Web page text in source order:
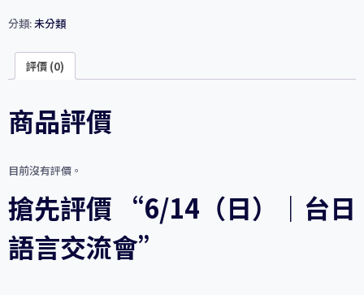
語
交
會
量
分類:未分類
評價 (0)
商品評價
目前沒有評價。
搶先評價 “6/14（日）｜台日
語言交流會”